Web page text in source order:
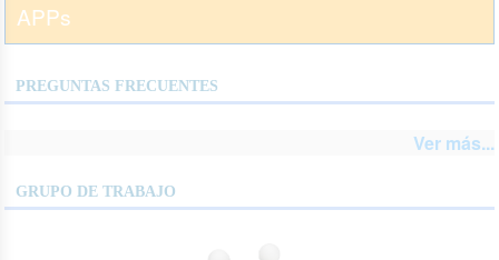
APPs
PREGUNTAS FRECUENTES
Ver más...
GRUPO DE TRABAJO